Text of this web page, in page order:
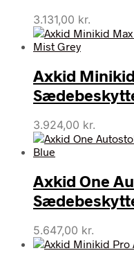
3.131,00 kr.
Axkid
3.924,00 kr.
Axkid One
5.647,00 kr.